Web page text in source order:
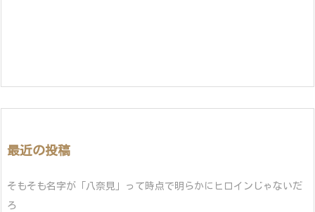
最近の投稿
そもそも名字が「八奈見」って時点で明らかにヒロインじゃないだ
ろ